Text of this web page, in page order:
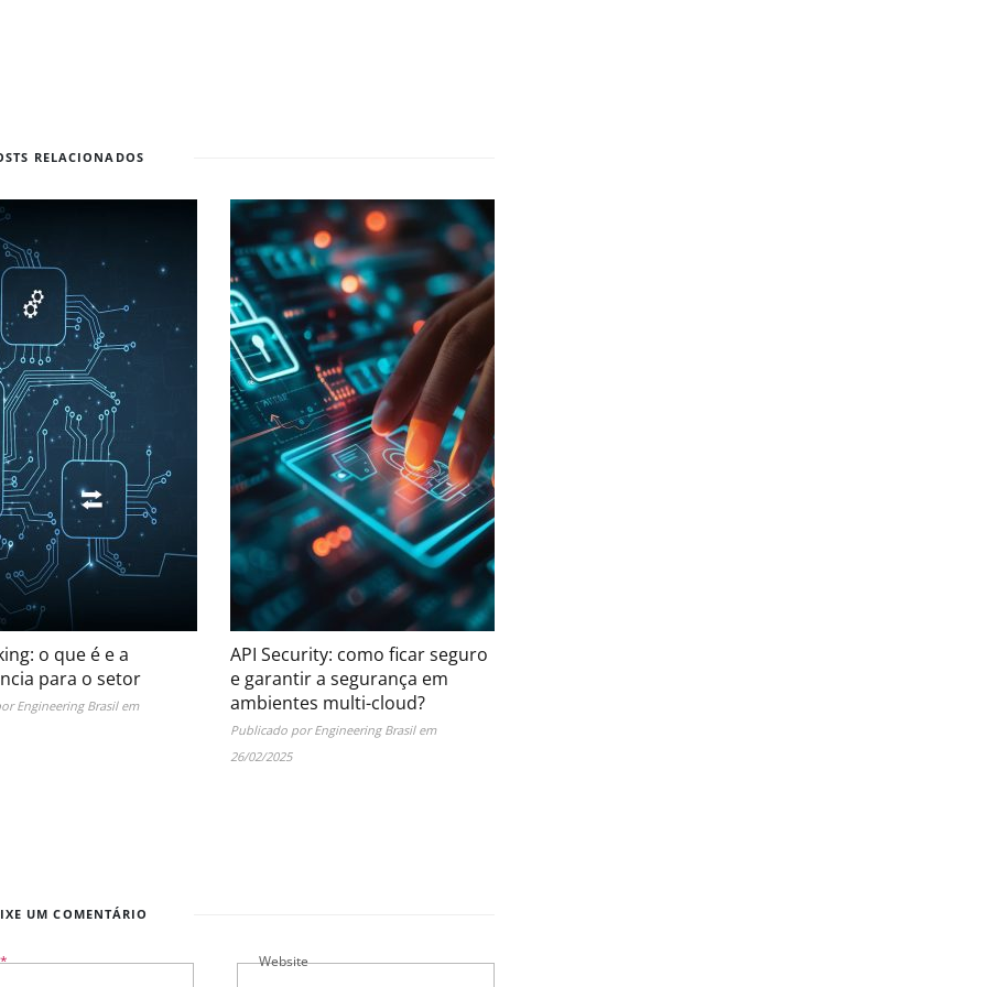
RELACIONADOS
o que é e a
para o setor
Engineering Brasilem
API Security: como ficar seguro
e garantir a segurança em
ambientes multi-cloud?
Publicado porEngineering Brasilem
26/02/2025
UM COMENTÁRIO
* Website